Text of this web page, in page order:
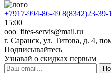
+7917-994-86-49 8(8342)23-39-
15:00
ooo_fites-servis@mail.ru
г. Саранск, ул. Титова, д. 4,
Подписывайтесь
Узнавай о скидках первым